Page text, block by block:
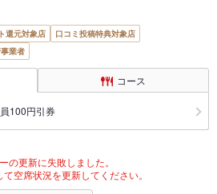
還元対象店
口コミ投稿特典対象店
業者
コース
100円引券
の更新に失敗しました。
空席状況を更新してください。